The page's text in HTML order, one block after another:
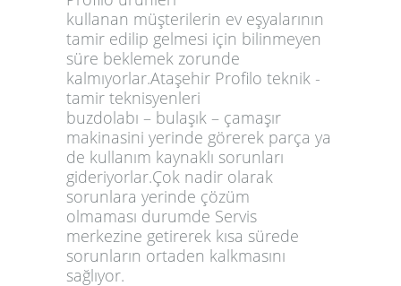
kullanan müşterilerin ev eşyalarının
tamir edilip gelmesi için bilinmeyen
süre beklemek zorunde
kalmıyorlar.Ataşehir Profilo teknik -
tamir teknisyenleri
buzdolabı – bulaşık – çamaşır
makinasini yerinde görerek parça ya
de kullanım kaynaklı sorunları
gideriyorlar.Çok nadir olarak
sorunlara yerinde çözüm
olmaması durumde Servis
merkezine getirerek kısa sürede
sorunların ortaden kalkmasını
sağlıyor.